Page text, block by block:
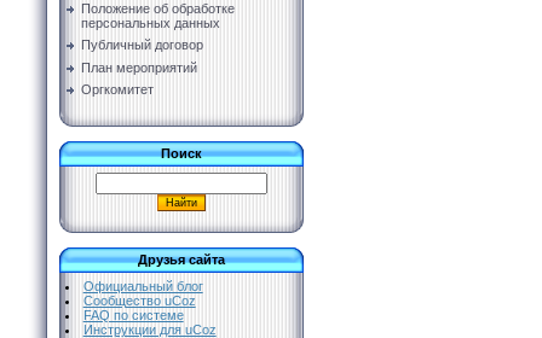
Положение об обработке
персональных данных
Публичный договор
План мероприятий
Оргкомитет
Поиск
Друзья сайта
Официальный блог
Сообщество uCoz
FAQ по системе
Инструкции для uCoz